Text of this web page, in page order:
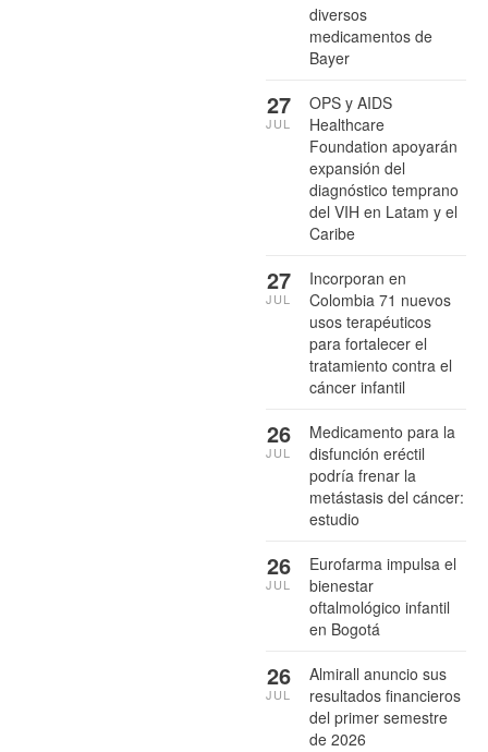
diversos
medicamentos de
Bayer
OPS y AIDS
Healthcare
Foundation apoyarán
expansión del
diagnóstico temprano
del VIH en Latam y el
Caribe
27
JUL
Incorporan en
Colombia 71 nuevos
usos terapéuticos
para fortalecer el
tratamiento contra el
cáncer infantil
27
JUL
Medicamento para la
disfunción eréctil
podría frenar la
metástasis del cáncer:
estudio
26
JUL
Eurofarma impulsa el
bienestar
oftalmológico infantil
en Bogotá
26
JUL
Almirall anuncio sus
resultados financieros
del primer semestre
de 2026
26
JUL